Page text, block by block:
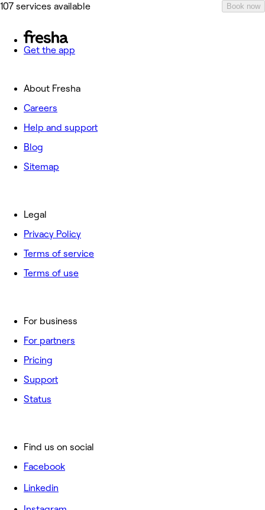
107 services available
Book now
Get the app
About Fresha
Careers
Help and support
Blog
Sitemap
For business
For partners
Pricing
Support
Status
Legal
Privacy Policy
Terms of service
Terms of use
Find us on social
Facebook
Linkedin